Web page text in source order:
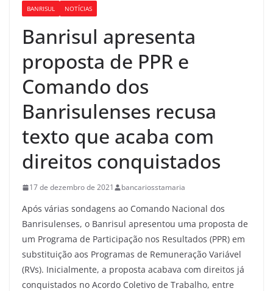
BANRISUL NOTÍCIAS
Banrisul apresenta
proposta de PPR e
Comando dos
Banrisulenses recusa
texto que acaba com
direitos conquistados
17 de dezembro de 2021 bancariosstamaria
Após várias sondagens ao Comando Nacional dos
Banrisulenses, o Banrisul apresentou uma proposta de
um Programa de Participação nos Resultados (PPR) em
substituição aos Programas de Remuneração Variável
(RVs). Inicialmente, a proposta acabava com direitos já
conquistados no Acordo Coletivo de Trabalho, entre